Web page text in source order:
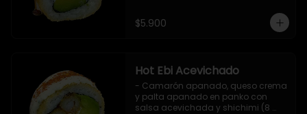
$5.900
Hot Ebi Acevichado
- Camarón apanado, queso crema
y palta apanado en panko con
salsa acevichada y shichimi (8